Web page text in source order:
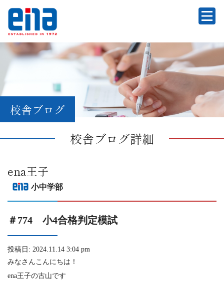
校舎ブログ
校舎ブログ詳細
ena王子
小中学部
＃774 小4合格判定模試
投稿日: 2024.11.14 3:04 pm
みなさんこんにちは！
ena王子の古山です